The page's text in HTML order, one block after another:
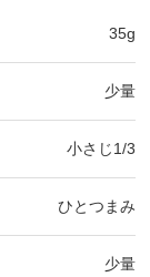
35g
少量
小さじ1/3
ひとつまみ
少量